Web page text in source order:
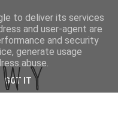
to deliver its services
and user-agent are
and security
generate usage
abuse.
GOT IT